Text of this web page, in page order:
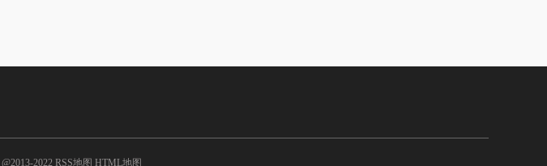
@2013-2022 RSS地图 HTML地图